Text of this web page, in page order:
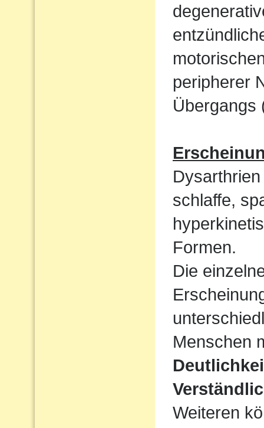
peripherer
Übergangs
schlaffe,
Formen.
Die
Menschen
Weiteren